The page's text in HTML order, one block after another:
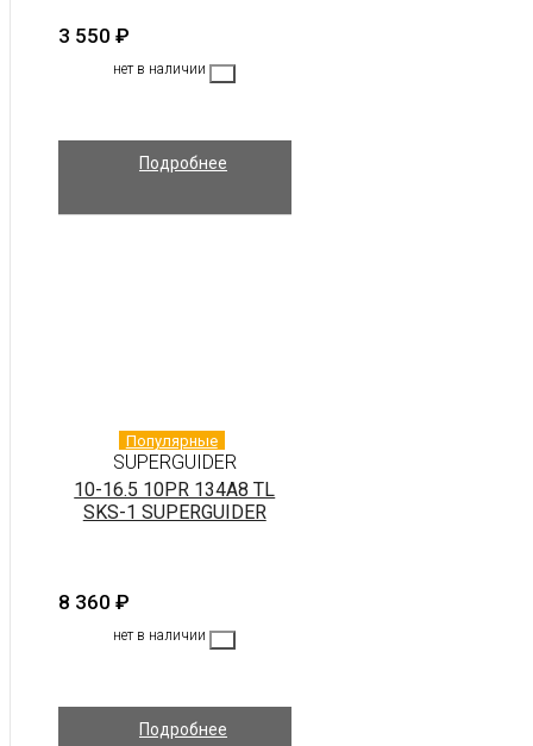
3 550 ₽
нет в наличии
Подробнее
Популярные
SUPERGUIDER
10-16.5 10PR 134A8 TL
SKS-1 SUPERGUIDER
8 360 ₽
нет в наличии
Подробнее